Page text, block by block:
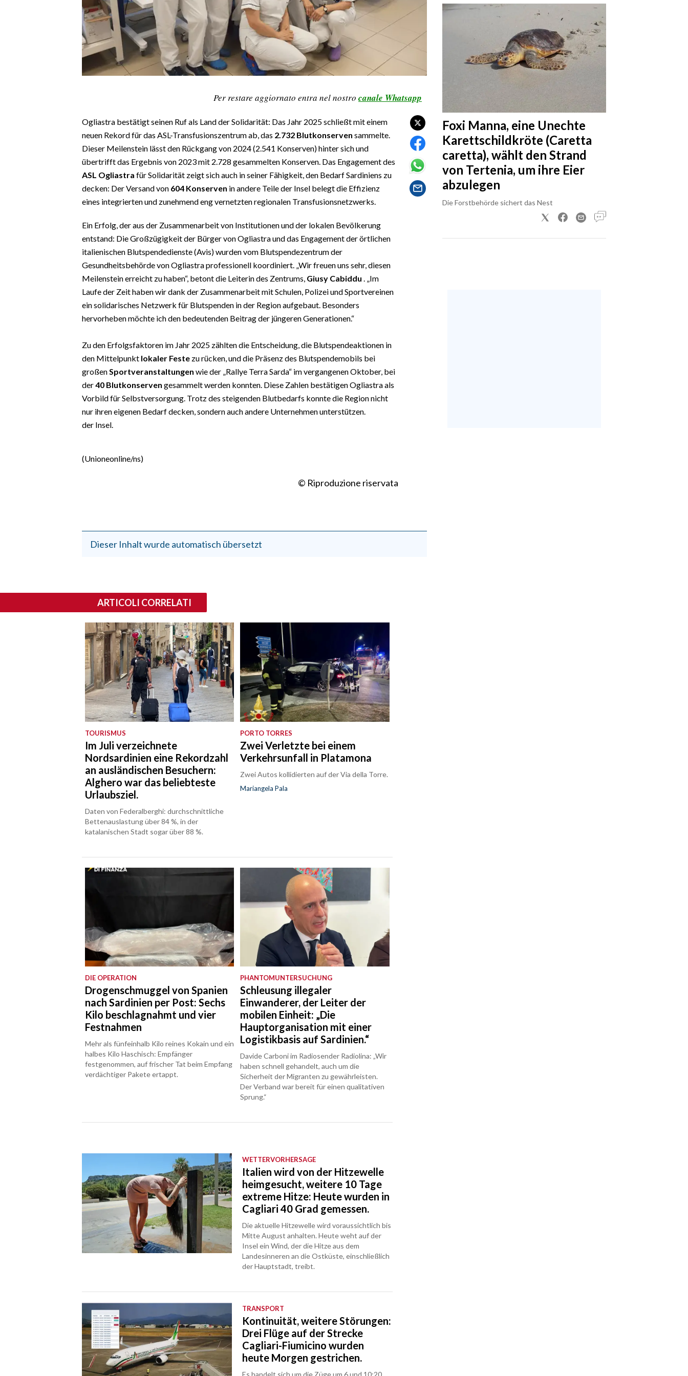
Per restare aggiornato entra nel nostro canale Whatsapp
Ogliastra bestätigt seinen Ruf als Land der Solidarität: Das Jahr 2025 schließt mit einem
neuen Rekord für das ASL-Transfusionszentrum ab, das 2.732 Blutkonserven sammelte.
Dieser Meilenstein lässt den Rückgang von 2024 (2.541 Konserven) hinter sich und
übertrifft das Ergebnis von 2023 mit 2.728 gesammelten Konserven. Das Engagement des
ASL Ogliastra für Solidarität zeigt sich auch in seiner Fähigkeit, den Bedarf Sardiniens zu
decken: Der Versand von 604 Konserven in andere Teile der Insel belegt die Effizienz
eines integrierten und zunehmend eng vernetzten regionalen Transfusionsnetzwerks.
Ein Erfolg, der aus der Zusammenarbeit von Institutionen und der lokalen Bevölkerung
entstand: Die Großzügigkeit der Bürger von Ogliastra und das Engagement der örtlichen
italienischen Blutspendedienste (Avis) wurden vom Blutspendezentrum der
Gesundheitsbehörde von Ogliastra professionell koordiniert. „Wir freuen uns sehr, diesen
Meilenstein erreicht zu haben“, betont die Leiterin des Zentrums, Giusy Cabiddu . „Im
Laufe der Zeit haben wir dank der Zusammenarbeit mit Schulen, Polizei und Sportvereinen
ein solidarisches Netzwerk für Blutspenden in der Region aufgebaut. Besonders
hervorheben möchte ich den bedeutenden Beitrag der jüngeren Generationen.“
Zu den Erfolgsfaktoren im Jahr 2025 zählten die Entscheidung, die Blutspendeaktionen in
den Mittelpunkt lokaler Feste zu rücken, und die Präsenz des Blutspendemobils bei
großenSportveranstaltungen wie der „Rallye Terra Sarda“ im vergangenen Oktober, bei
der40 Blutkonserven gesammelt werden konnten. Diese Zahlen bestätigen Ogliastra als
Vorbild für Selbstversorgung. Trotz des steigenden Blutbedarfs konnte die Region nicht
nur ihren eigenen Bedarf decken, sondern auch andere Unternehmen unterstützen.
der Insel.
(Unioneonline/ns)
© Riproduzione riservata
Dieser Inhalt wurde automatisch übersetzt
Foxi Manna, eine Unechte
Karettschildkröte (Caretta
caretta), wählt den Strand
von Tertenia, um ihre Eier
abzulegen
Die Forstbehörde sichert das Nest
ARTICOLI CORRELATI
TOURISMUS
Im Juli verzeichnete
Nordsardinien eine Rekordzahl
an ausländischen Besuchern:
Alghero war das beliebteste
Urlaubsziel.
Daten von Federalberghi: durchschnittliche
Bettenauslastung über 84 %, in der
katalanischen Stadt sogar über 88 %.
PORTO TORRES
Zwei Verletzte bei einem
Verkehrsunfall in Platamona
Zwei Autos kollidierten auf der Via della Torre.
Mariangela Pala
DIE OPERATION
Drogenschmuggel von Spanien
nach Sardinien per Post: Sechs
Kilo beschlagnahmt und vier
Festnahmen
Mehr als fünfeinhalb Kilo reines Kokain und ein
halbes Kilo Haschisch: Empfänger
festgenommen, auf frischer Tat beim Empfang
verdächtiger Pakete ertappt.
PHANTOMUNTERSUCHUNG
Schleusung illegaler
Einwanderer, der Leiter der
mobilen Einheit: „Die
Hauptorganisation mit einer
Logistikbasis auf Sardinien.“
Davide Carboni im Radiosender Radiolina: „Wir
haben schnell gehandelt, auch um die
Sicherheit der Migranten zu gewährleisten.
Der Verband war bereit für einen qualitativen
Sprung.“
WETTERVORHERSAGE
Italien wird von der Hitzewelle
heimgesucht, weitere 10 Tage
extreme Hitze: Heute wurden in
Cagliari 40 Grad gemessen.
Die aktuelle Hitzewelle wird voraussichtlich bis
Mitte August anhalten. Heute weht auf der
Insel ein Wind, der die Hitze aus dem
Landesinneren an die Ostküste, einschließlich
der Hauptstadt, treibt.
TRANSPORT
Kontinuität, weitere Störungen:
Drei Flüge auf der Strecke
Cagliari-Fiumicino wurden
heute Morgen gestrichen.